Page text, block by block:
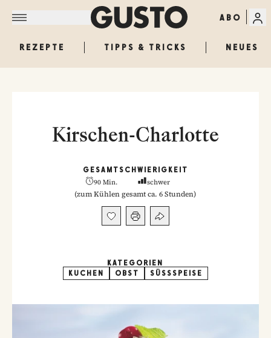
ABO
REZEPTE TIPPS & TRICKS NEUES
Kirschen-Charlotte
GESAMT
90 Min.
SCHWIERIGKEIT
schwer
(zum Kühlen gesamt ca. 6 Stunden)
KATEGORIEN
KUCHEN
OBST SÜSSSPEISE